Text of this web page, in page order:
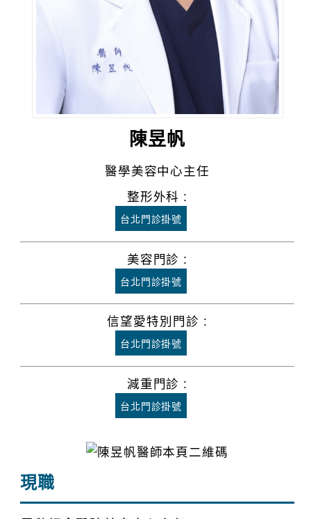
陳昱帆
醫學美容中心主任
整形外科 :
台北門診掛號
美容門診 :
台北門診掛號
信望愛特別門診 :
台北門診掛號
減重門診 :
台北門診掛號
現職